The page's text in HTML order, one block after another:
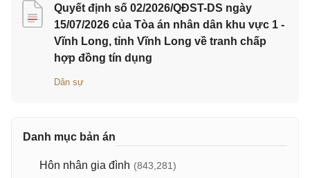
Quyết định số 02/2026/QĐST-DS ngày
15/07/2026 của Tòa án nhân dân khu vực 1 -
Vĩnh Long, tỉnh Vĩnh Long về tranh chấp
hợp đồng tín dụng
Dân sự
Danh mục bản án
Hôn nhân gia đình (843,281)